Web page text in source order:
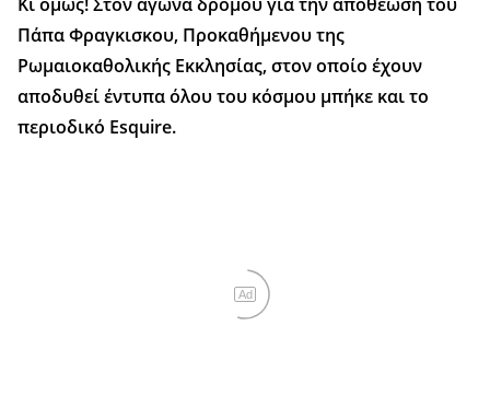
Πάπα Φραγκισκου, Προκαθήμενου της
Ρωμαιοκαθολικής Εκκλησίας, στον οποίο έχουν
αποδυθεί έντυπα όλου του κόσμου μπήκε και το
περιοδικό Esquire.
Ad